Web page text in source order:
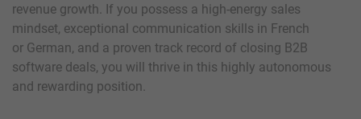
revenue growth. If you possess a high-energy sales
mindset, exceptional communication skills in French
or German, and a proven track record of closing B2B
software deals, you will thrive in this highly autonomous
and rewarding position.